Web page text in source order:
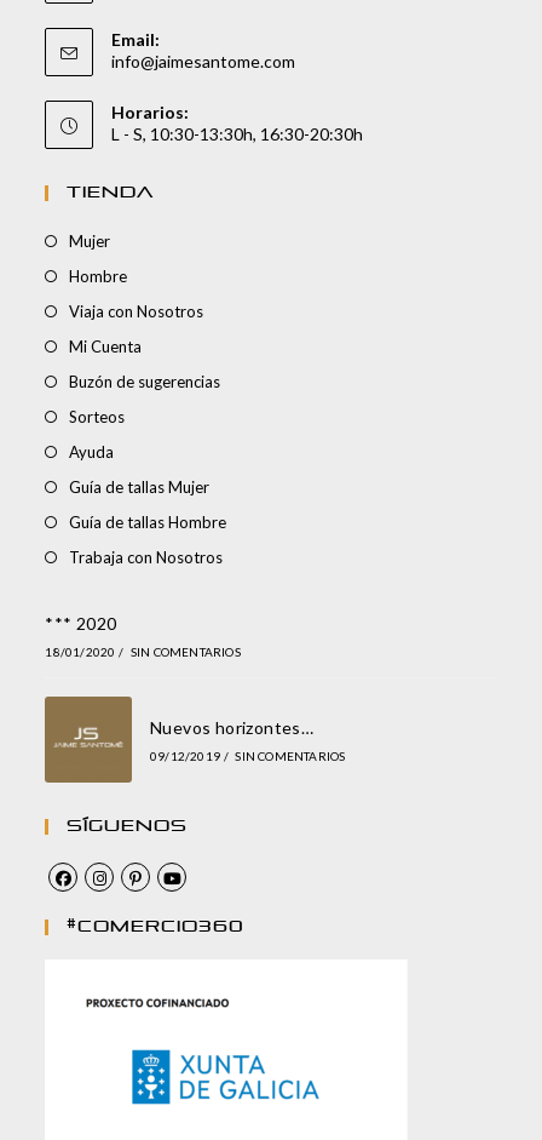
Email:
info@jaimesantome.com
Horarios:
L - S, 10:30-13:30h, 16:30-20:30h
TIENDA
Mujer
Hombre
Viaja con Nosotros
Mi Cuenta
Buzón de sugerencias
Sorteos
Ayuda
Guía de tallas Mujer
Guía de tallas Hombre
Trabaja con Nosotros
*** 2020
18/01/2020 / SIN COMENTARIOS
Nuevos horizontes…
09/12/2019 / SIN COMENTARIOS
Síguenos
#comercio360